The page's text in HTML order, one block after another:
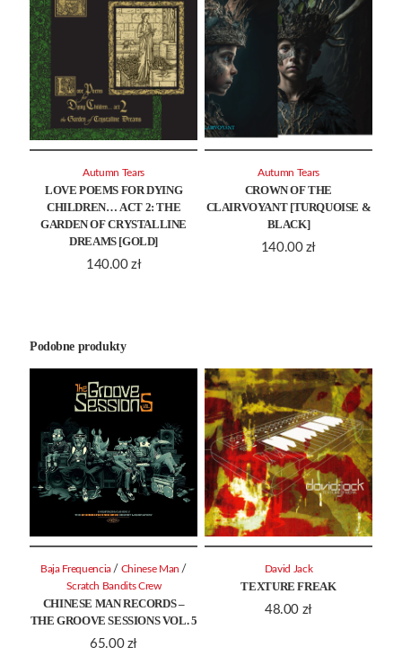
LOVE POEMS FOR DYING
CHILDREN… ACT 2: THE
GARDEN OF CRYSTALLINE
DREAMS [GOLD]
140.00 zł
Autumn Tears
CROWN OF THE
CLAIRVOYANT [TURQUOISE &
BLACK]
140.00 zł
Autumn Tears
Podobne produkty
CHINESE MAN RECORDS –
THE GROOVE SESSIONS VOL. 5
65.00 zł
Baja Frequencia / Chinese Man /
Scratch Bandits Crew
TEXTURE FREAK
48.00 zł
David Jack